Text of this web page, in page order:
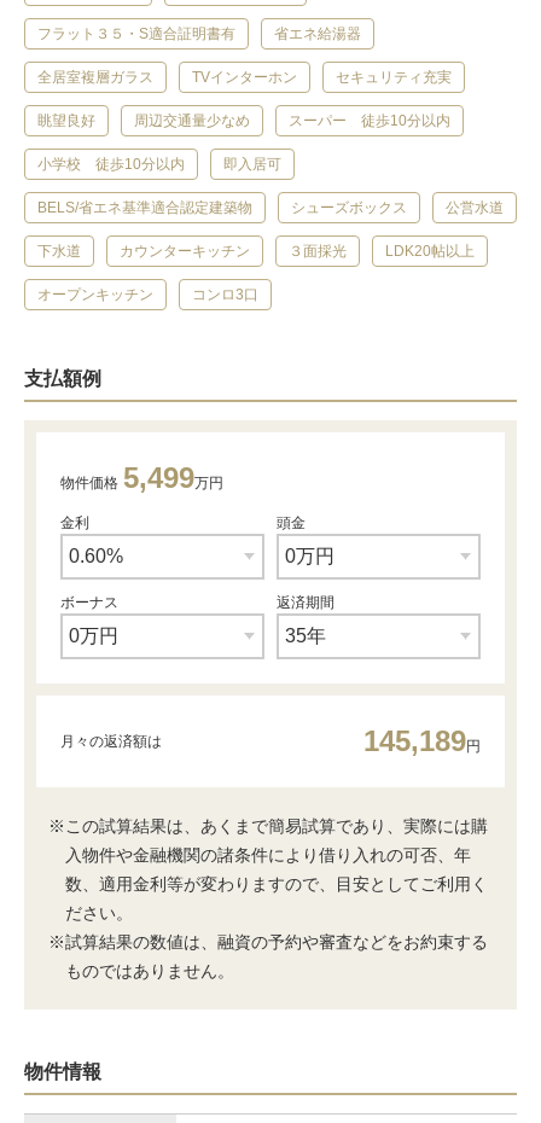
フラット３５・S適合証明書有 省エネ給湯器
全居室複層ガラス TVインターホン セキュリティ充実
眺望良好 周辺交通量少なめ スーパー 徒歩10分以内
小学校 徒歩10分以内 即入居可
BELS/省エネ基準適合認定建築物 シューズボックス 公営水道
下水道 カウンターキッチン ３面採光 LDK20帖以上
オープンキッチン コンロ3口
支払額例
物件価格 5,499万円
金利 頭金
ボーナス 返済期間
月々の返済額は 145,189円
※この試算結果は、あくまで簡易試算であり、実際には購
入物件や金融機関の諸条件により借り入れの可否、年
数、適用金利等が変わりますので、目安としてご利用く
ださい。
※試算結果の数値は、融資の予約や審査などをお約束する
ものではありません。
物件情報